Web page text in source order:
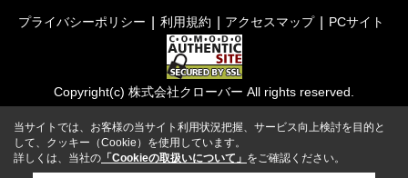
プライバシーポリシー 利用規約 アクセスマップ PCサイト
Copyright(c) 株式会社クローバー All rights reserved.
当サイトでは、お客様の当サイト利用状況把握、サービス向上検討を目的と
して、クッキー（Cookie）を使用しています。
詳しくは、当社の 「Cookieの取扱いについて」 をご確認ください。